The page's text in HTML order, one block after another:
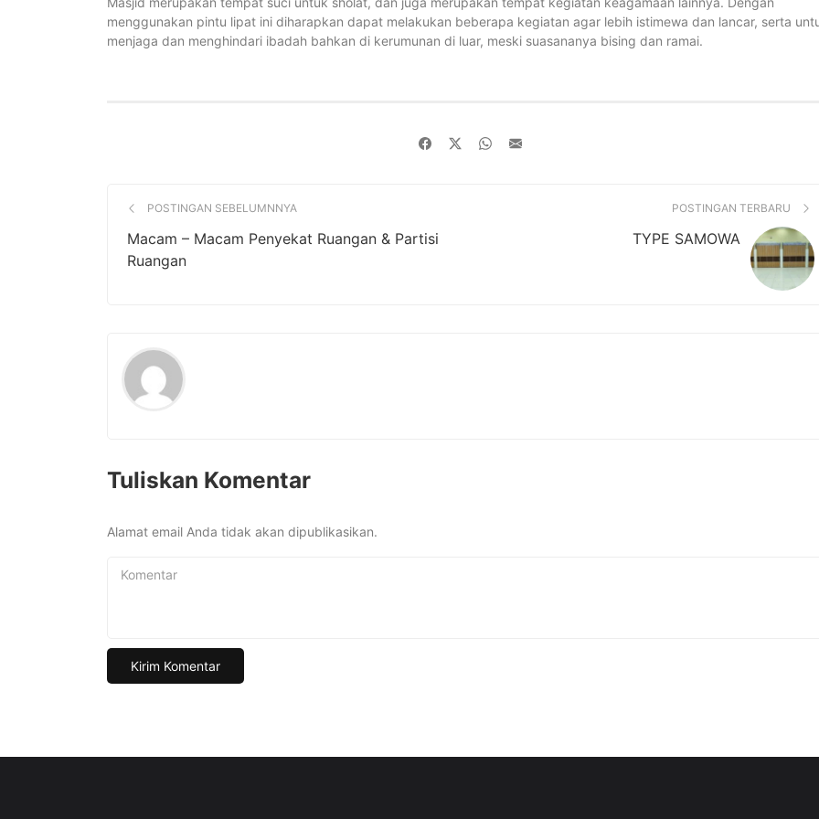
menggunakan pintu lipat ini diharapkan dapat melakukan beberapa kegiatan agar lebih istimewa dan lancar, serta
menjaga dan menghindari ibadah bahkan di kerumunan di luar, meski suasananya bising dan ramai.
POSTINGAN SEBELUMNNYA
Macam – Macam Penyekat Ruangan & Partisi
Ruangan
POSTINGAN TERBARU
TYPE SAMOWA
Tuliskan Komentar
Alamat email Anda tidak akan dipublikasikan.
Komentar